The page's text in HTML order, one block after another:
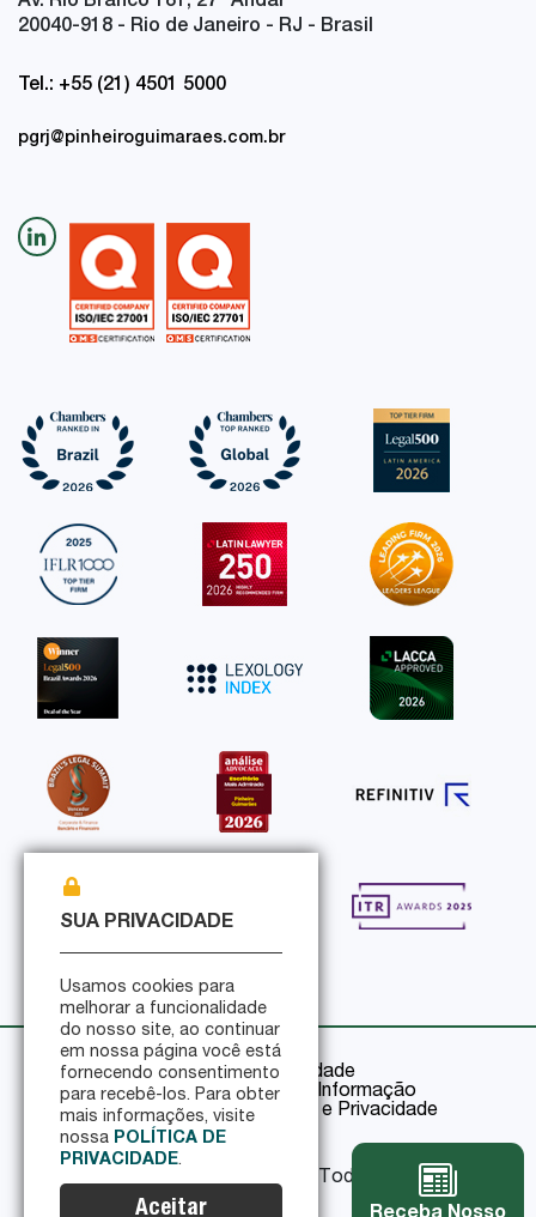
20040-918 - Rio de Janeiro - RJ - Brasil
Tel.: +55 (21) 4501 5000
pgrj@pinheiroguimaraes.com.br
Política de Privacidade
Política de Segurança da Informação
Certificações de Segurança e Privacidade
© 2026 Pinheiro Guimarães - Todos os direitos
SUA PRIVACIDADE
Usamos cookies para
melhorar a funcionalidade
do nosso site, ao continuar
em nossa página você está
fornecendo consentimento
para recebê-los. Para obter
mais informações, visite
nossa POLÍTICA DE
PRIVACIDADE.
Aceitar